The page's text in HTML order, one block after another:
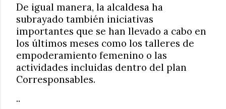
De igual manera, la alcaldesa ha
subrayado también iniciativas
importantes que se han llevado a cabo en
los últimos meses como los talleres de
empoderamiento femenino o las
actividades incluidas dentro del plan
Corresponsables.
..